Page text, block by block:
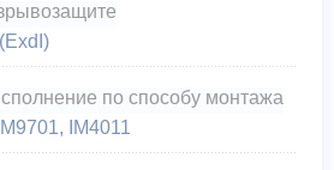
по способу монтажа
IM4011